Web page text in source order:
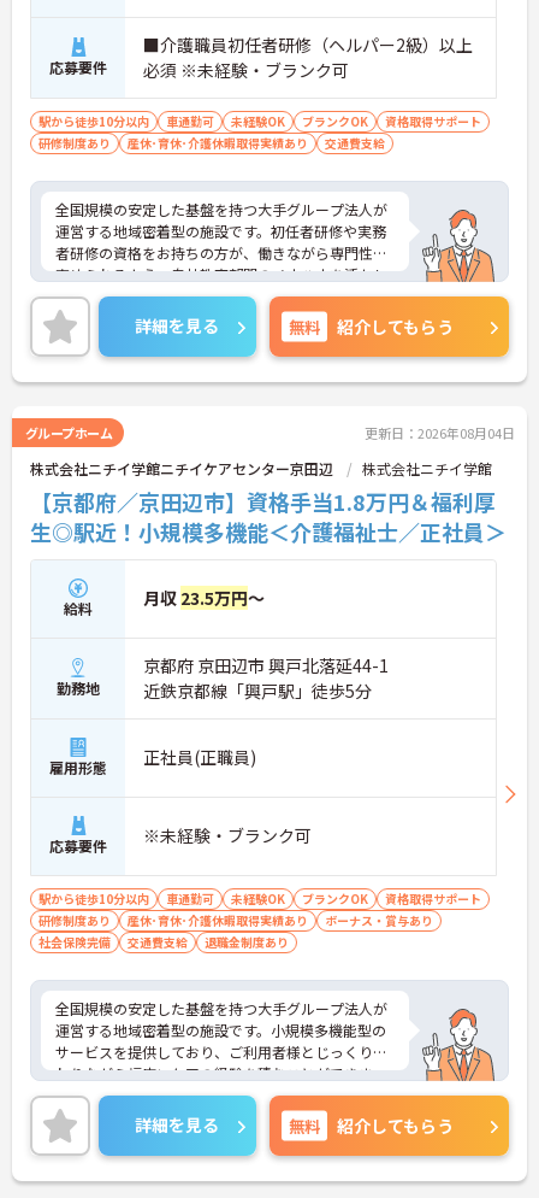
・満10歳から18歳のお子様を持つ方に向けた子ども
手当が時給に加算されるため、子育て世代の介護福
祉士の方も安心して長く働けます。
【これまでの経験を活かして幅広いケアに携われる
環境です】
・通い、宿泊、訪問の三つのサービスを提供してい
るため、これまでの経験を活かしながら施設内で
様々なケアを実践できます。
・採用から一定期間が経過したのちに原則として無
期雇用へ転換される制度があるため、長期的な視点
でのキャリア形成が期待できます。
【サポート体制の整備により一人に業務が集中しに
くい環境です】
合えます。
・ブランクのある方も経験豊富なスタッフから丁寧
なサポートを受けられるため、安心して専門職とし
ての業務をリスタートできます。
応募要件
■介護職員初任者研修（ヘルパー2級）以上
必須 ※未経験・ブランク可
駅から徒歩10分以内 車通勤可 未経験OK ブランクOK
資格取得サポート
研修制度あり
産休･育休･介護休暇取得実績あり 交通費支給
全国規模の安定した基盤を持つ大手グループ法人が
運営する地域密着型の施設です。初任者研修や実務
者研修の資格をお持ちの方が、働きながら専門性を
高められるよう、自社教育部門のノウハウを活かし
た資格取得支援制度が充実しています。小規模多機
能型のサービスを提供しており、通い・宿泊・訪問
のケアを通してご利用者様とじっくり関わることが
できます。週3日からの勤務が可能で、ライフスタイ
ルに合わせた働き方が選択できます。業務の偏りを
立されており、チーム全体で協力し合える環境が整
っています。また、在籍年数に応じた手当やキャリ
アアップ手当、お子様を持つ方に向けた子ども手当
などが手厚く用意されており、パートタイムであっ
ても安心して長く働き続けられる待遇が整っている
ことも魅力の一つです。
★おすすめPOINT★
【自社の資格取得支援制度で上位資格を目指せる環
境です】
・自社教育部門のノウハウを活かした資格取得支援
制度があるため、働きながら介護福祉士などの上位
資格に挑戦できます。
でのキャリア形成が期待できます。
【明確な評価基準と手当で着実な時給アップが期待
できる環境です】
・在籍年数に応じて時給に加算される手当があるた
め、長く勤めるほど確実な給与アップが期待できま
す。
・業務スキルに応じたステップテストに合格するこ
とでキャリアアップ手当が支給されるため、日々の
成長がしっかりと給与に反映されます。
【ライフスタイルに合わせた柔軟な働き方が可能な
環境です】
・週3日からの勤務が可能でシフトの時間帯も相談
できるため、ご家庭やプライベートと両立しながら
無理のないペースで働けます。
・満10歳から18歳のお子様を持つ方に向けた子ども
手当が時給に加算されるため、子育て世代の方も安
心して長く働けます。
【サポート体制の整備により一人に業務が集中しに
詳細を見る 無料 紹介してもらう
グループホーム 更新日：2026年08月04日
株式会社ニチイ学館ニチイケアセンター京田辺 株式会社ニチイ学館
【京都府／京田辺市】資格手当1.8万円＆福利厚
生◎駅近！小規模多機能＜介護福祉士／正社員＞
給料 月収 23.5万円～
勤務地
京都府 京田辺市 興戸北落延44-1
近鉄京都線「興戸駅」徒歩5分
雇用形態 正社員(正職員)
応募要件 ※未経験・ブランク可
駅から徒歩10分以内 車通勤可 未経験OK ブランクOK
資格取得サポート
研修制度あり
産休･育休･介護休暇取得実績あり
ボーナス・賞与あり
社会保険完備
交通費支給 退職金制度あり
全国規模の安定した基盤を持つ大手グループ法人が
運営する地域密着型の施設です。小規模多機能型の
サービスを提供しており、ご利用者様とじっくり関
わりながら幅広いケアの経験を積むことができま
す。業務の偏りを防ぐためのルール化や拠点間での
サポート体制が確立されており、チーム全体で協力
し合える環境が整っています。介護福祉士の資格を
活かした明確なキャリアパスが設定されており、将
来的なステップアップを目指す方にも適していま
詳細を見る 無料 紹介してもらう